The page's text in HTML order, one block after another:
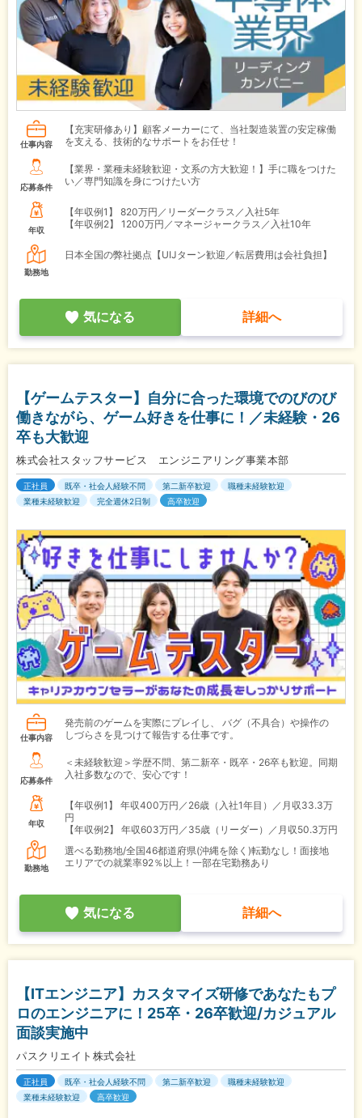
仕事内容
【充実研修あり】顧客メーカーにて、当社製造装置の安定稼働
を支える、技術的なサポートをお任せ！
応募条件
【業界・業種未経験歓迎・文系の方大歓迎！】手に職をつけた
い／専門知識を身につけたい方
年収
【年収例1】
820万円／リーダークラス／入社5年
【年収例2】
1200万円／マネージャークラス／入社10年
勤務地
日本全国の弊社拠点【UIJターン歓迎／転居費用は会社負担】
気になる 詳細へ
【ゲームテスター】自分に合った環境でのびのび
働きながら、ゲーム好きを仕事に！／未経験・26
卒も大歓迎
株式会社スタッフサービス エンジニアリング事業本部
正社員 既卒・社会人経験不問 第二新卒歓迎
職種未経験歓迎
業種未経験歓迎
完全週休2日制 高卒歓迎
仕事内容
発売前のゲームを実際にプレイし、 バグ（不具合）や操作の
しづらさを見つけて報告する仕事です。
応募条件
＜未経験歓迎＞学歴不問、第二新卒・既卒・26卒も歓迎。同期
入社多数なので、安心です！
年収
【年収例1】
年収400万円／26歳（入社1年目）／月収33.3万
円
【年収例2】
年収603万円／35歳（リーダー）／月収50.3万円
勤務地
選べる勤務地/全国46都道府県(沖縄を除く)転勤なし！面接地
エリアでの就業率92％以上！一部在宅勤務あり
気になる 詳細へ
【ITエンジニア】カスタマイズ研修であなたもプ
ロのエンジニアに！25卒・26卒歓迎/カジュアル
面談実施中
パスクリエイト株式会社
正社員 既卒・社会人経験不問 第二新卒歓迎
職種未経験歓迎
業種未経験歓迎
高卒歓迎